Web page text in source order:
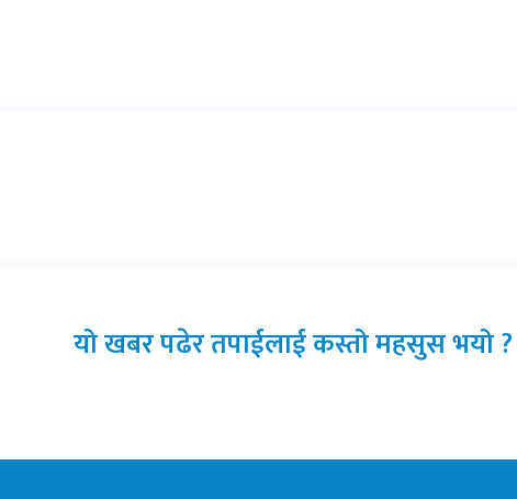
यो खबर पढेर तपाईलाई कस्तो महसुस भयो ?